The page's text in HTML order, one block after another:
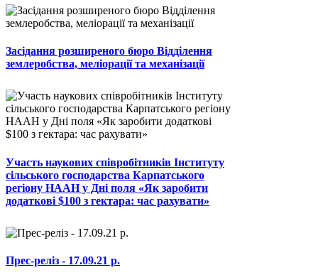
Засідання розширеного бюро Відділення
землеробства, меліорації та механізації
Участь наукових співробітників Інституту
сільського господарства Карпатського
регіону НААН у Дні поля «Як заробити
додаткові $100 з гектара: час рахувати»
Прес-реліз - 17.09.21 р.